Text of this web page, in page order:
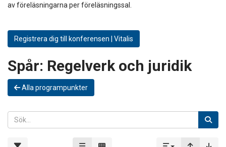
av föreläsningarna per föreläsningssal.
Registrera dig till konferensen | Vitalis
Spår: Regelverk och juridik
Alla programpunkter